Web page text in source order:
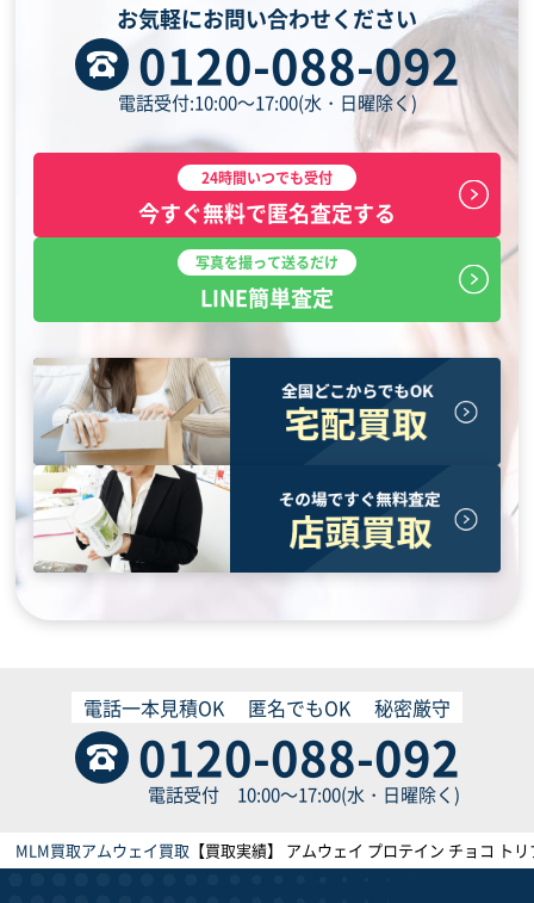
お気軽にお問い合わせください
0120-088-092
電話受付:10:00～17:00(水・日曜除く)
24時間いつでも受付
今すぐ無料で匿名査定する
写真を撮って送るだけ
LINE簡単査定
0120-088-092
電話受付 10:00～17:00(水・日曜除く)
電話一本見積OK 匿名でもOK 秘密厳守
MLM買取アムウェイ買取 【買取実績】 アムウェイ プロテイン チョコ ト